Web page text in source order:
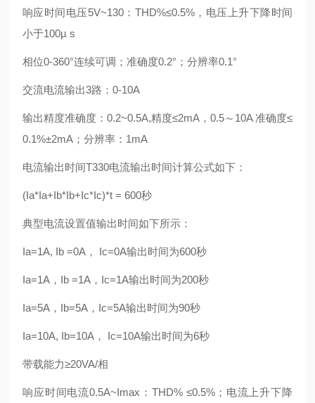
响应时间电压5V~130：THD%≤0.5%，电压上升下降时间
小于100µ s
相位0-360°连续可调；准确度0.2°；分辨率0.1°
交流电流输出3路：0-10A
输出精度准确度：0.2~0.5A,精度≤2mA，0.5～10A 准确度≤
0.1%±2mA；分辨率：1mA
电流输出时间T330电流输出时间计算公式如下：
(Ia*Ia+Ib*Ib+Ic*Ic)*t = 600秒
典型电流设置值输出时间如下所示：
Ia=1A, Ib =0A， Ic=0A输出时间为600秒
Ia=1A，Ib =1A，Ic=1A输出时间为200秒
Ia=5A，Ib=5A，Ic=5A输出时间为90秒
Ia=10A, Ib=10A， Ic=10A输出时间为6秒
带载能力≥20VA/相
响应时间电流0.5A~Imax：THD% ≤0.5%；电流上升下降